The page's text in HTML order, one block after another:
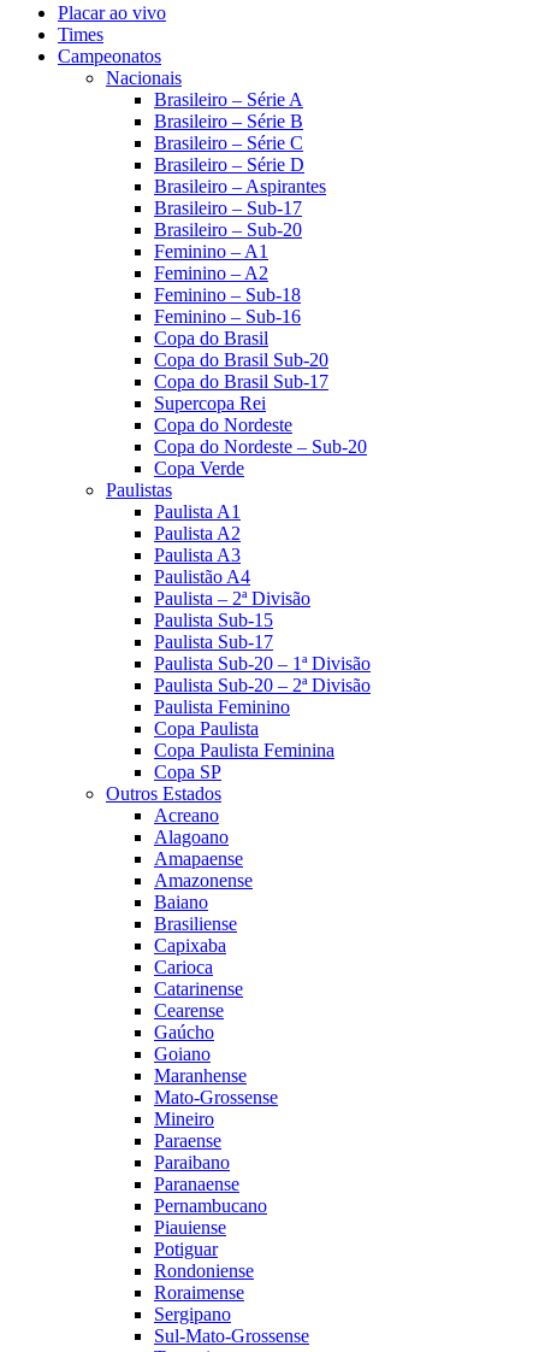
Placar ao vivo
Times
Campeonatos
Nacionais
Brasileiro – Série A
Brasileiro – Série B
Brasileiro – Série C
Brasileiro – Série D
Brasileiro – Aspirantes
Brasileiro – Sub-17
Brasileiro – Sub-20
Feminino – A1
Feminino – A2
Feminino – Sub-18
Feminino – Sub-16
Copa do Brasil
Copa do Brasil Sub-20
Copa do Brasil Sub-17
Supercopa Rei
Copa do Nordeste
Copa do Nordeste – Sub-20
Copa Verde
Paulistas
Paulista A1
Paulista A2
Paulista A3
Paulistão A4
Paulista – 2ª Divisão
Paulista Sub-15
Paulista Sub-17
Paulista Sub-20 – 1ª Divisão
Paulista Sub-20 – 2ª Divisão
Paulista Feminino
Copa Paulista
Copa Paulista Feminina
Copa SP
Outros Estados
Acreano
Alagoano
Amapaense
Amazonense
Baiano
Brasiliense
Capixaba
Carioca
Catarinense
Cearense
Gaúcho
Goiano
Maranhense
Mato-Grossense
Mineiro
Paraense
Paraibano
Paranaense
Pernambucano
Piauiense
Potiguar
Rondoniense
Roraimense
Sergipano
Sul-Mato-Grossense